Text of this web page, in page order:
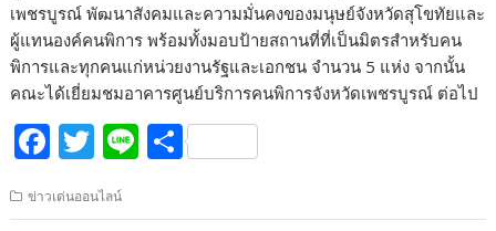
เพชรบูรณ์ พัฒนาสังคมและความมั่นคงของมนุษย์จังหวัดสุโขทัยและ
ผู้แทนองค์คนพิการ พร้อมทั้งมอบป้ายสถานที่ที่เป็นมิตรสำหรับคน
พิการและทุกคนแก่หน่วยงานรัฐและเอกชน จำนวน 5 แห่ง จากนั้น
คณะได้เยี่ยมชมอาคารศูนย์บริการคนพิการจังหวัดเพชรบูรณ์ ต่อไป
F
e
T
w
itt
Li
e
S
ar
ข่าวเด่นออนไลน์